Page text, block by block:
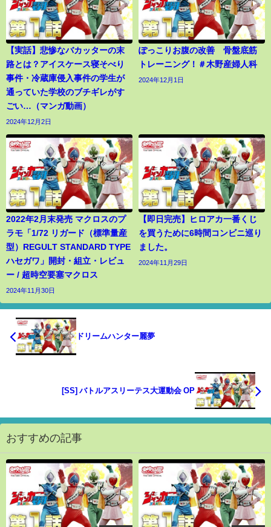
【実話】悲惨なバカッターの末
路とは？アイスケース寝そべり
事件・冷蔵庫侵入事件の学生が
通っていた学校のブチギレがす
ごい…（マンガ動画）
2024年12月2日
ぽっこりお腹の改善 骨盤底筋
トレーニング！＃木野産婦人科
2024年12月1日
2022年2月末発売 マクロスのプ
ラモ「1/72 リガード（標準量産
型）REGULT STANDARD TYPE
ハセガワ」開封・組立・レビュ
ー / 超時空要塞マクロス
2024年11月30日
【即日完売】ヒロアカ一番くじ
を買うために6時間コンビニ巡り
ました。
2024年11月29日
ドリームハンター麗夢
[SS] バトルアスリーテス大運動会 OP
おすすめの記事